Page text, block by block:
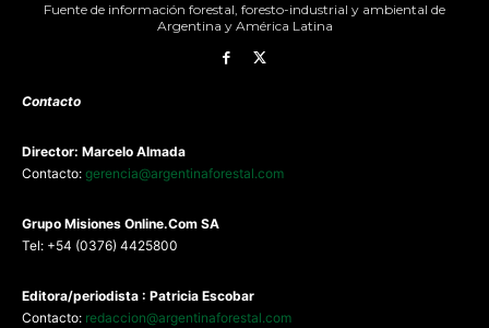
Fuente de información forestal, foresto-industrial y ambiental de
Argentina y América Latina
Contacto
Director: Marcelo Almada
Contacto: gerencia@argentinaforestal.com
Grupo Misiones Online.Com SA
Tel: +54 (0376) 4425800
Editora/periodista : Patricia Escobar
Contacto: redaccion@argentinaforestal.com